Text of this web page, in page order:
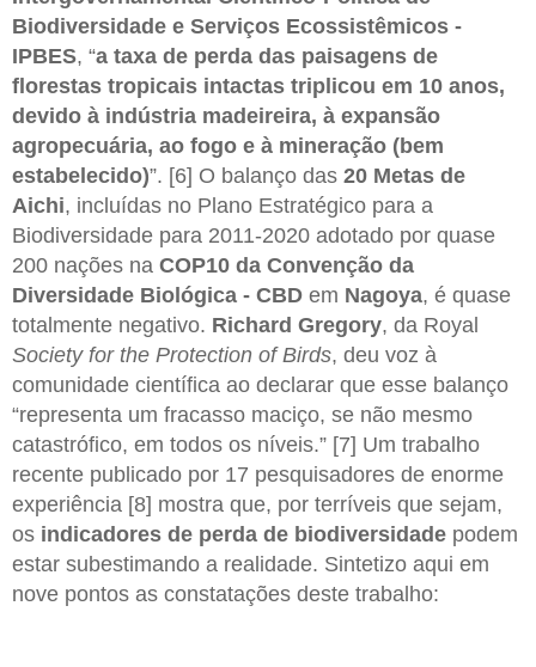
Biodiversidade e Serviços Ecossistêmicos -
IPBES, “a taxa de perda das paisagens de
florestas tropicais intactas triplicou em 10 anos,
devido à indústria madeireira, à expansão
agropecuária, ao fogo e à mineração (bem
estabelecido)”. [6] O balanço das 20 Metas de
Aichi, incluídas no Plano Estratégico para a
Biodiversidade para 2011-2020 adotado por quase
200 nações na COP10 da Convenção da
Diversidade Biológica - CBD em Nagoya, é quase
totalmente negativo. Richard Gregory, da Royal
Society for the Protection of Birds, deu voz à
comunidade científica ao declarar que esse balanço
“representa um fracasso maciço, se não mesmo
catastrófico, em todos os níveis.” [7] Um trabalho
recente publicado por 17 pesquisadores de enorme
experiência [8] mostra que, por terríveis que sejam,
os indicadores de perda de biodiversidade podem
estar subestimando a realidade. Sintetizo aqui em
nove pontos as constatações deste trabalho: